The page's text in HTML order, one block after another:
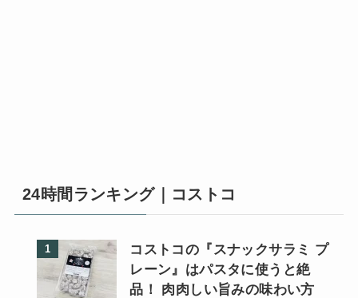
24時間ランキング｜コストコ
コストコの『スナックサラミ プ
レーン』はパスタに使うと絶
品！ 肉肉しい旨みの味わい方